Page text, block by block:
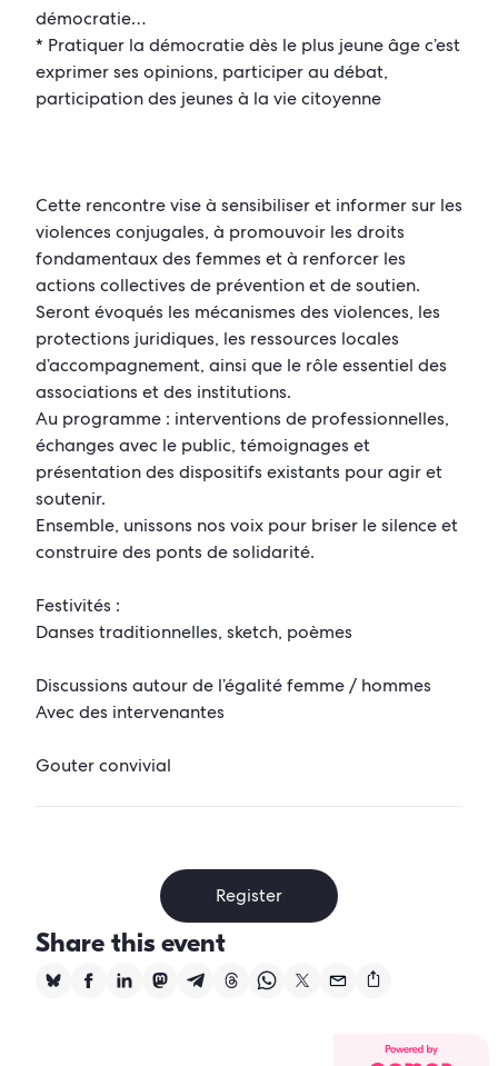
démocratie…
* Pratiquer la démocratie dès le plus jeune âge c’est
exprimer ses opinions, participer au débat,
participation des jeunes à la vie citoyenne
Cette rencontre vise à sensibiliser et informer sur les
violences conjugales, à promouvoir les droits
fondamentaux des femmes et à renforcer les
actions collectives de prévention et de soutien.
Seront évoqués les mécanismes des violences, les
protections juridiques, les ressources locales
d’accompagnement, ainsi que le rôle essentiel des
associations et des institutions.
Au programme : interventions de professionnelles,
échanges avec le public, témoignages et
présentation des dispositifs existants pour agir et
soutenir.
Ensemble, unissons nos voix pour briser le silence et
construire des ponts de solidarité.
Festivités :
Danses traditionnelles, sketch, poèmes
Discussions autour de l’égalité femme / hommes
Avec des intervenantes
Gouter convivial
Register
Share this event